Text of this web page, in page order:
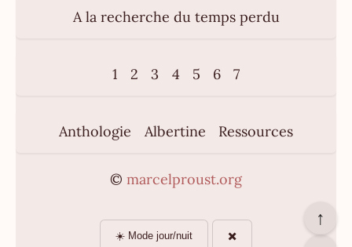
↑
A la recherche du temps perdu
1 2 3 4 5 6 7
Anthologie Albertine Ressources
© marcelproust.org
☀️ Mode jour/nuit ✖️